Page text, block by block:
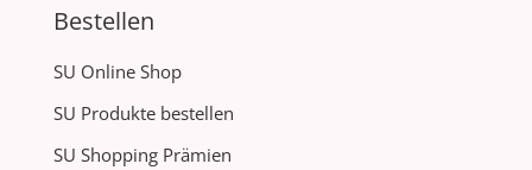
Bestellen
SU Online Shop
SU Produkte bestellen
SU Shopping Prämien